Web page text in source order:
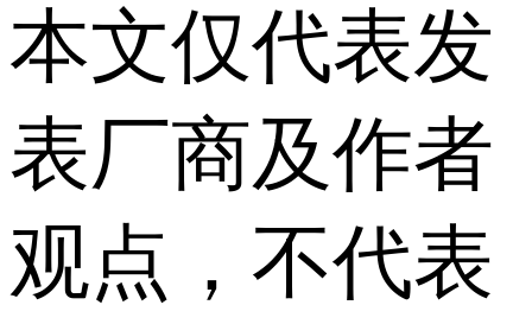
本文仅代表发
表厂商及作者
观点，不代表